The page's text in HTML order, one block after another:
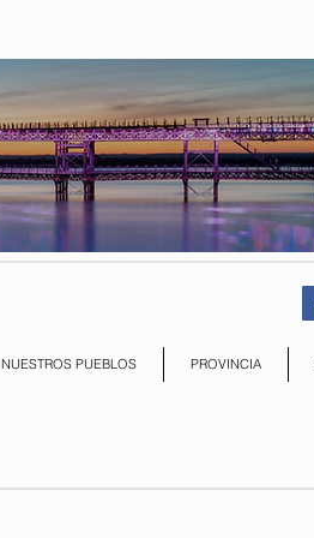
NUESTROS PUEBLOS PROVINCIA